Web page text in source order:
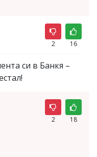
2 16
си в Банкя –
2 18